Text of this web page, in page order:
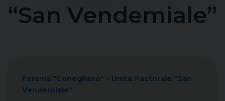
“San Vendemiale”
Forania "Conegliano" » Unità Pastorale "San
Vendemiale"